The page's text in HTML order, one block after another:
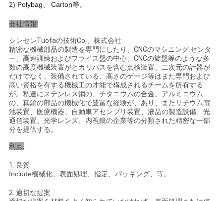
プ
ラ
イ
バ
シ
ー
ポ
リ
シ
ー
2) Polybag、
Carton等。
会社情報:
シンセンTuofaの技術Co.、株式会社
精密な機械部品の製造を専門にしたり、CNCのマシニング センタ
ー、高速訓練およびフライス盤の中心、CNCの旋盤等のような多
数の高度機械装置がとカリパスを含む点検装置、二次元の計器が
だけでなく、装備されている、高さのゲージ等はまた専門および
高い資格を有する機械工の才能で構成されるチームを所有する
が。私達にステンレス鋼の、チタニウムの合金、アルミニウム
の、真鍮の部品の機械化で豊富な経験が、あり、またリチウム電
池装置、医療機器、自動車アセンブリ装置、液晶の製造設備、光
通信装置、光学レンズ、内視鏡の企業等の分類された精密な一部
分を提供する。
利点:
1. 良質
Include機械化、表面処理、指定、パッキング、等。
2. 適切な提案